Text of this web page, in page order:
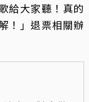
給大家聽！真的
！」退票相關辦